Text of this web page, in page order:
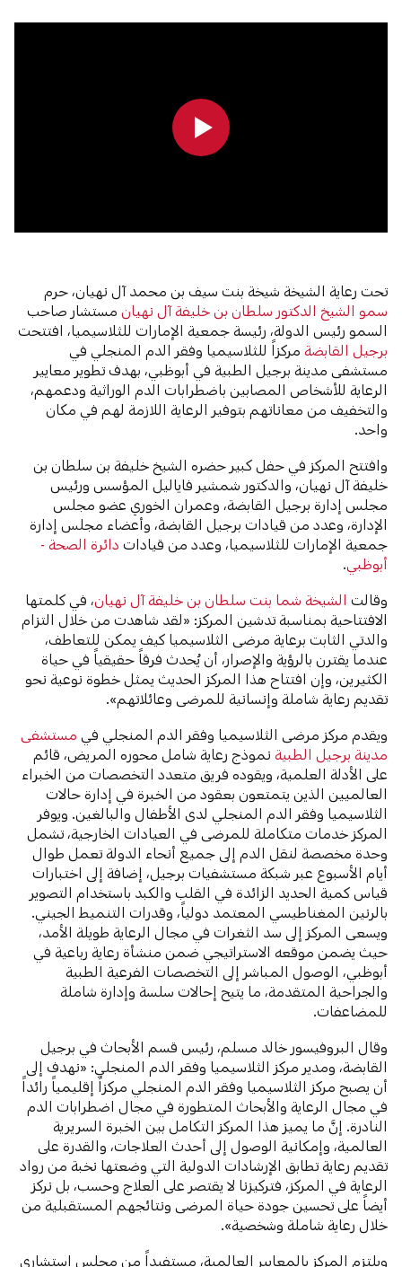
تحت رعاية الشيخة شيخة بنت سيف بن محمد آل نهيان، حرم
سمو الشيخ الدكتور سلطان بن خليفة آل نهيانمستشار صاحب
السمو رئيس الدولة، رئيسة جمعية الإمارات للثلاسيميا، افتتحت
برجيل القابضةمركزاً للثلاسيميا وفقر الدم المنجلي في
مستشفى مدينة برجيل الطبية في أبوظبي، بهدف تطوير معايير
الرعاية للأشخاص المصابين باضطرابات الدم الوراثية ودعمهم،
والتخفيف من معاناتهم بتوفير الرعاية اللازمة لهم في مكان
واحد.
وافتتح المركز في حفل كبير حضره الشيخ خليفة بن سلطان بن
خليفة آل نهيان، والدكتور شمشير فاياليل المؤسس ورئيس
مجلس إدارة برجيل القابضة، وعمران الخوري عضو مجلس
الإدارة، وعدد من قيادات برجيل القابضة، وأعضاء مجلس إدارة
جمعية الإمارات للثلاسيميا، وعدد من قياداتدائرة الصحة -
أبوظبي .
وقالتالشيخة شما بنت سلطان بن خليفة آل نهيان، في كلمتها
الافتتاحية بمناسبة تدشين المركز: «لقد شاهدت من خلال التزام
والدتي الثابت برعاية مرضى الثلاسيميا كيف يمكن للتعاطف،
عندما يقترن بالرؤية والإصرار، أن يُحدث فرقاً حقيقياً في حياة
الكثيرين، وإن افتتاح هذا المركز الحديث يمثل خطوة نوعية نحو
تقديم رعاية شاملة وإنسانية للمرضى وعائلاتهم».
ويقدم مركز مرضى الثلاسيميا وفقر الدم المنجلي في مستشفى
مدينة برجيل الطبيةنموذج رعاية شامل محوره المريض، قائم
على الأدلة العلمية، ويقوده فريق متعدد التخصصات من الخبراء
العالميين الذين يتمتعون بعقود من الخبرة في إدارة حالات
الثلاسيميا وفقر الدم المنجلي لدى الأطفال والبالغين. ويوفر
المركز خدمات متكاملة للمرضى في العيادات الخارجية، تشمل
وحدة مخصصة لنقل الدم إلى جميع أنحاء الدولة تعمل طوال
أيام الأسبوع عبر شبكة مستشفيات برجيل، إضافة إلى اختبارات
قياس كمية الحديد الزائدة في القلب والكبد باستخدام التصوير
بالرنين المغناطيسي المعتمد دولياً، وقدرات التنميط الجيني.
ويسعى المركز إلى سد الثغرات في مجال الرعاية طويلة الأمد،
حيث يضمن موقعه الاستراتيجي ضمن منشأة رعاية رباعية في
أبوظبي، الوصول المباشر إلى التخصصات الفرعية الطبية
والجراحية المتقدمة، ما يتيح إحالات سلسة وإدارة شاملة
للمضاعفات.
وقال البروفيسور خالد مسلم، رئيس قسم الأبحاث في برجيل
القابضة، ومدير مركز الثلاسيميا وفقر الدم المنجلي: «نهدف إلى
أن يصبح مركز الثلاسيميا وفقر الدم المنجلي مركزاً إقليمياً رائداً
في مجال الرعاية والأبحاث المتطورة في مجال اضطرابات الدم
النادرة. إنَّ ما يميز هذا المركز التكامل بين الخبرة السريرية
العالمية، وإمكانية الوصول إلى أحدث العلاجات، والقدرة على
تقديم رعاية تطابق الإرشادات الدولية التي وضعتها نخبة من رواد
الرعاية في المركز، فتركيزنا لا يقتصر على العلاج وحسب، بل نركز
أيضاً على تحسين جودة حياة المرضى ونتائجهم المستقبلية من
خلال رعاية شاملة وشخصية».
ويلتزم المركز بالمعايير العالمية، مستفيداً من مجلس استشاري